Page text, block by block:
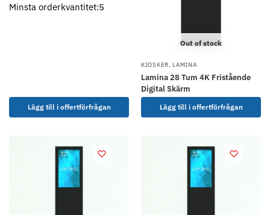
Minsta orderkvantitet:5
Lägg till i offertförfrågan
Out of stock
KIOSKER, LAMINA
Lamina 28 Tum 4K Fristående
Digital Skärm
Lägg till i offertförfrågan